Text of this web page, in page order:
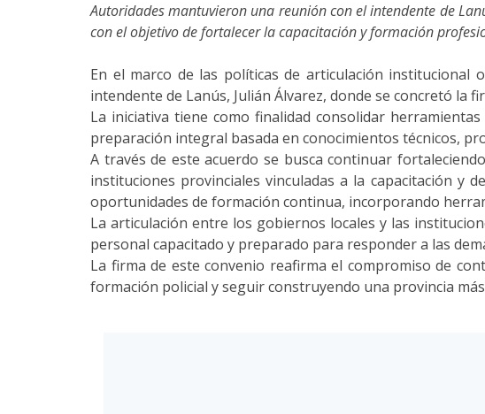
Autoridades mantuvieron una reunión con el intendente de
con el objetivo de fortalecer la capacitación y formación
En el marco de las políticas de articulación
intendente de Lanús, Julián Álvarez, donde se concretó la
La iniciativa tiene como finalidad consolidar
preparación integral basada en conocimientos técnicos,
A través de este acuerdo se busca continuar
instituciones provinciales vinculadas a la capacitación y
oportunidades de formación continua, incorporando
La articulación entre los gobiernos locales y las
personal capacitado y preparado para responder a las
La firma de este convenio reafirma el compromiso de
formación policial y seguir construyendo una provincia